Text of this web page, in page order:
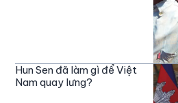
Hun Sen đã làm gì để Việt
Nam quay lưng?